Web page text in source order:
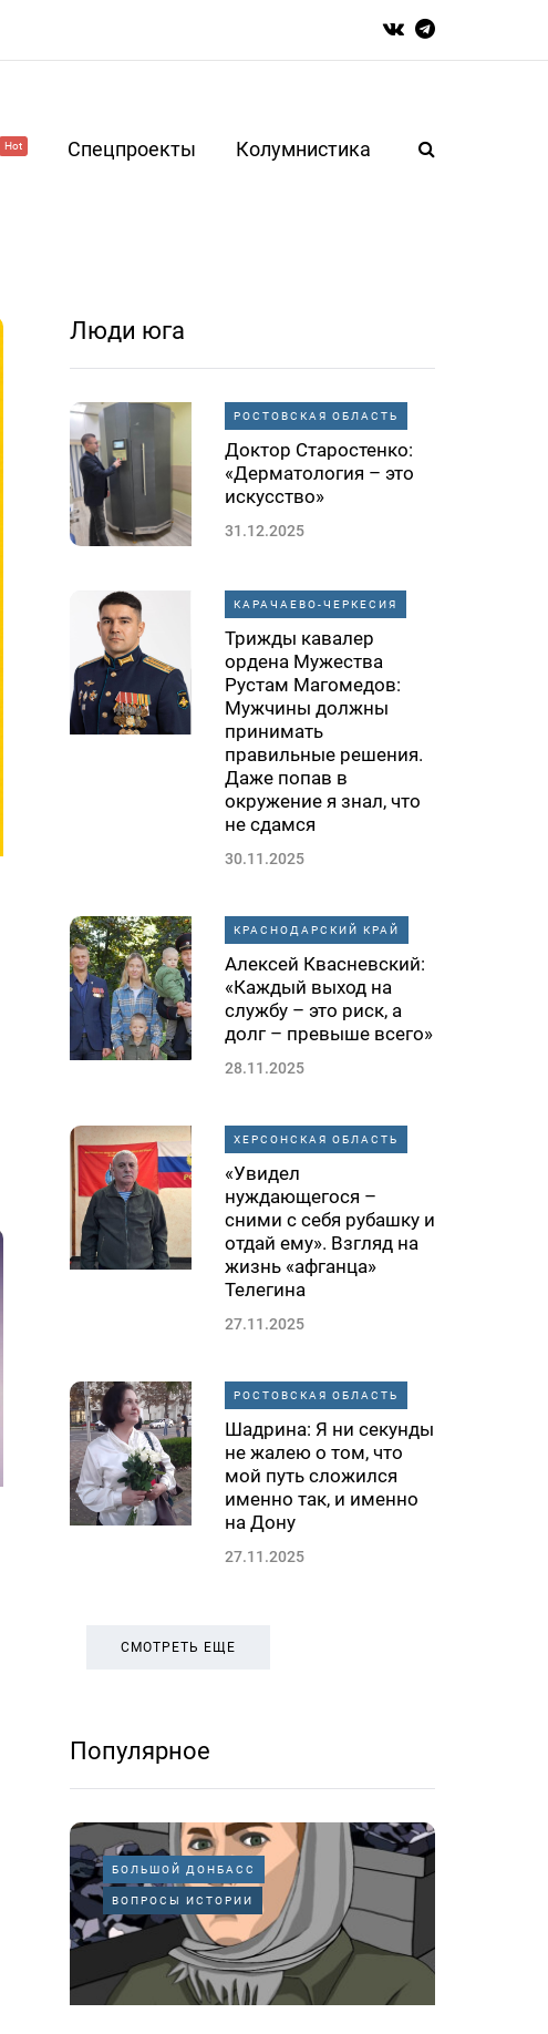
Hot Спецпроекты Колумнистика
Люди юга
РОСТОВСКАЯ ОБЛАСТЬ
Доктор Старостенко:
«Дерматология – это
искусство»
31.12.2025
КАРАЧАЕВО-ЧЕРКЕСИЯ
Трижды кавалер
ордена Мужества
Рустам Магомедов:
Мужчины должны
принимать
правильные решения.
Даже попав в
окружение я знал, что
не сдамся
30.11.2025
КРАСНОДАРСКИЙ КРАЙ
Алексей Квасневский:
«Каждый выход на
службу – это риск, а
долг – превыше всего»
28.11.2025
ХЕРСОНСКАЯ ОБЛАСТЬ
«Увидел
нуждающегося –
сними с себя рубашку и
отдай ему». Взгляд на
жизнь «афганца»
Телегина
27.11.2025
РОСТОВСКАЯ ОБЛАСТЬ
Шадрина: Я ни секунды
не жалею о том, что
мой путь сложился
именно так, и именно
на Дону
27.11.2025
СМОТРЕТЬ ЕЩЕ
Популярное
БОЛЬШОЙ ДОНБАСС
ВОПРОСЫ ИСТОРИИ